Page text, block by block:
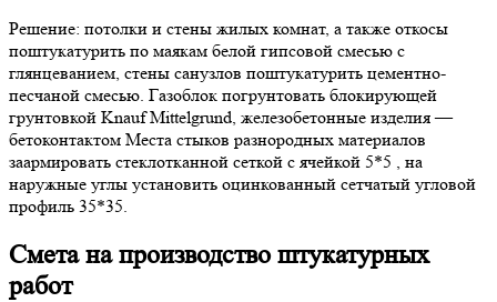
Решение: потолки и стены жилых комнат, а также откосы
поштукатурить по маякам белой гипсовой смесью с
глянцеванием, стены санузлов поштукатурить цементно-
песчаной смесью. Газоблок погрунтовать блокирующей
грунтовкой Knauf Mittelgrund, железобетонные изделия —
бетоконтактом Места стыков разнородных материалов
заармировать стеклотканной сеткой с ячейкой 5*5 , на
наружные углы установить оцинкованный сетчатый угловой
профиль 35*35.
Смета на производство штукатурных
работ